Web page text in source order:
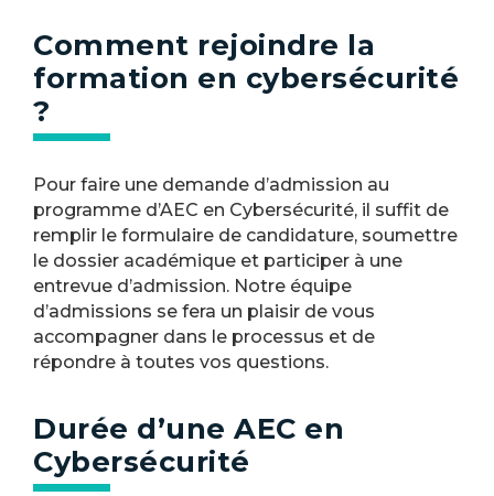
Comment rejoindre la
formation en cybersécurité
?
Pour faire une demande d’admission au
programme d’AEC en Cybersécurité, il suffit de
remplir le formulaire de candidature, soumettre
le dossier académique et participer à une
entrevue d’admission. Notre équipe
d’admissions se fera un plaisir de vous
accompagner dans le processus et de
répondre à toutes vos questions.
Durée d’une AEC en
Cybersécurité